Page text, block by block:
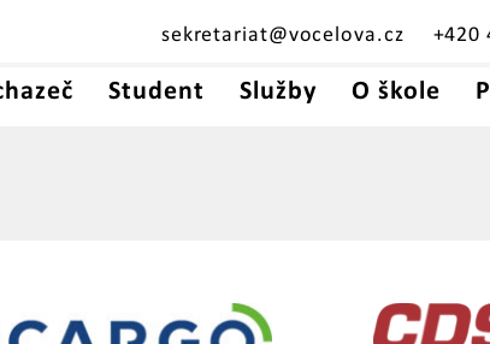
sekretariat@vocelova.cz +420
Student Služby O škole